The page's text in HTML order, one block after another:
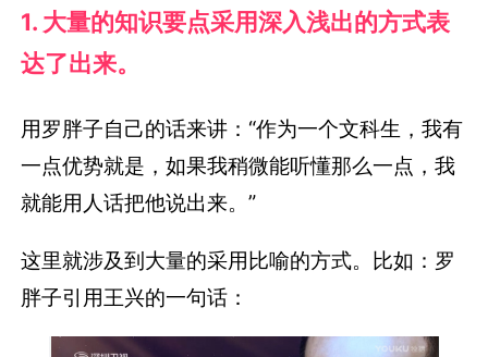
1. 大量的知识要点采用深入浅出的方式表
达了出来。
用罗胖子自己的话来讲：“作为一个文科生，我有
一点优势就是，如果我稍微能听懂那么一点，我
就能用人话把他说出来。”
这里就涉及到大量的采用比喻的方式。比如：罗
胖子引用王兴的一句话：